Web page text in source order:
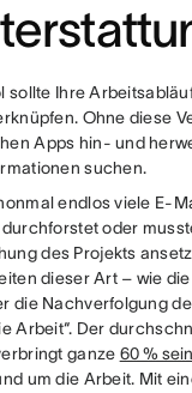
sollte Ihre
Ohne diese
Apps hin- und
suchen.
endlos viele E-
oder
des Projekts
dieser Art – wie
die Nachverfolgung
Arbeit“. Der
ganze 60 %
um die Arbeit. Mit